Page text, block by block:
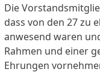
Die
dass von den 27 zu
anwesend waren
Rahmen und einer
Ehrungen